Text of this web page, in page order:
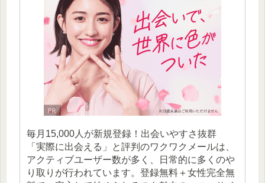
毎月15,000人が新規登録！出会いやすさ抜群
「実際に出会える」と評判のワクワクメールは、
アクティブユーザー数が多く、日常的に多くのや
り取りが行われています。登録無料＋女性完全無